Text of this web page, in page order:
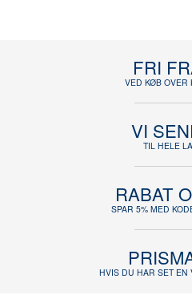
FRI
VED KØB OVER
VI
TIL HELE
RABAT
SPAR 5% MED
HVIS DU HAR SET EN